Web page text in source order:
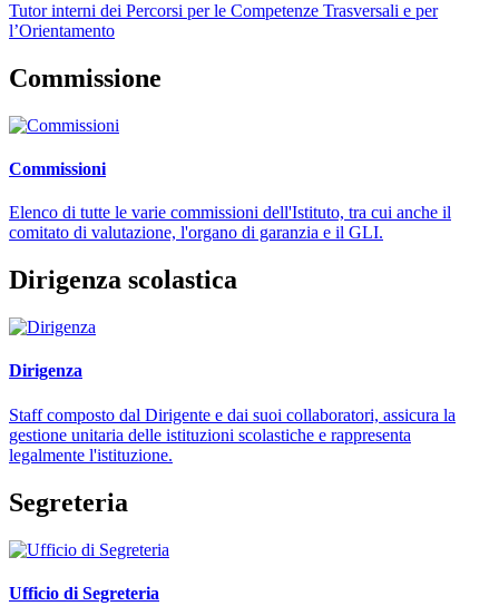
Tutor interni dei Percorsi per le Competenze Trasversali e per
l’Orientamento
Commissione
Commissioni
Elenco di tutte le varie commissioni dell'Istituto, tra cui anche il
comitato di valutazione, l'organo di garanzia e il GLI.
Dirigenza scolastica
Dirigenza
Staff composto dal Dirigente e dai suoi collaboratori, assicura la
gestione unitaria delle istituzioni scolastiche e rappresenta
legalmente l'istituzione.
Segreteria
Ufficio di Segreteria